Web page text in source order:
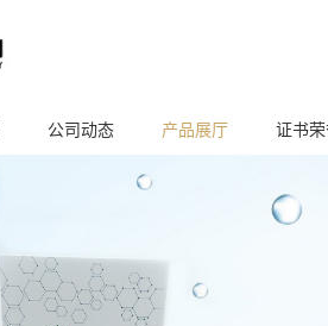
公司动态 产品展厅 证书